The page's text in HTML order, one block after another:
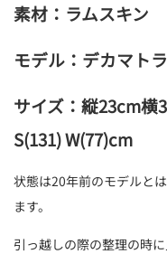
素材：ラムスキン
モデル：デカマト
サイズ：縦23cm横
S(131) W(77)cm
状態は20年前のモデルと
ます。
引っ越しの際の整理の時